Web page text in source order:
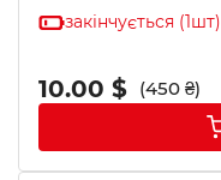
закінчується (1шт)
10.00 $ (450 ₴)